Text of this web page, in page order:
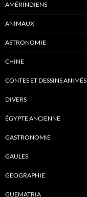
AMÉRINDIENS
ANIMAUX
ASTRONOMIE
CHINE
CONTES ET DESSINS ANIMÉS
DIVERS
ÉGYPTE ANCIENNE
GASTRONOMIE
GAULES
GEOGRAPHIE
GUEMATRIA